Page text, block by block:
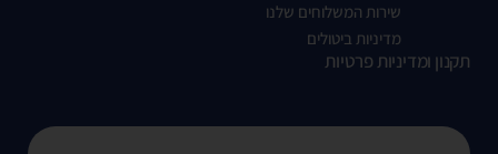
שירות המשלוחים שלנו
מדיניות ביטולים
תקנון ומדיניות פרטיות